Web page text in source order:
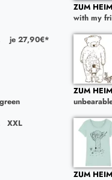
ZUM
with my
je 27,90€*
ZUM
XXL
ZUM